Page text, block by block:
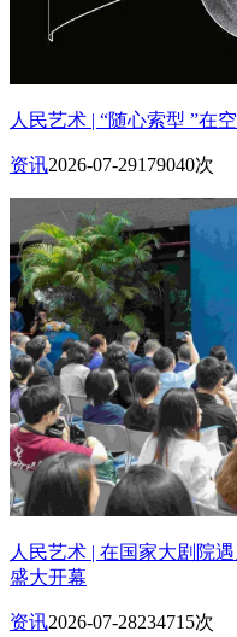
人民艺术 | “随心索型 ”在
资讯2026-07-29179040次
人民艺术 | 在国家大剧院
盛大开幕
资讯2026-07-28234715次